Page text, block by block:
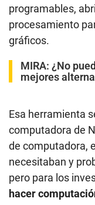
programables,
procesamiento
gráficos.
MIRA: ¿No
mejores
Esa herramienta
computadora de
de computadora,
necesitaban y
pero para los
hacer